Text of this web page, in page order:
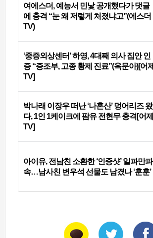
여에스더, 예능서 민낯 공개했다가 댓글
에 충격 “눈 왜 저렇게 처졌냐고”(에스더
TV)
‘중증외상센터’ 하영, 4대째 의사 집안 인
증 “증조부, 고종 황제 진료”(옥문아)[어제
TV]
박나래 이장우 떠난 ‘나혼산’ 덩어리즈 왔
다, 1인 1케이크에 팜유 전현무 충격[어제
TV]
아이유, 전남친 소환한 ‘인증샷’ 일파만파
속…남사친 변우석 선물도 남겼나 ‘훈훈’